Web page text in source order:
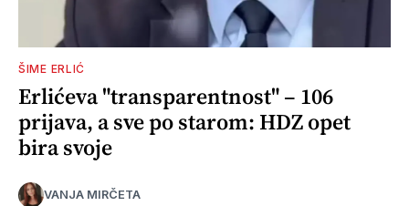
ŠIME ERLIĆ
Erlićeva "transparentnost" – 106
prijava, a sve po starom: HDZ opet
bira svoje
VANJA MIRČETA